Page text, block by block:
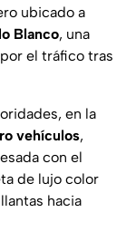
ubicado a
Blanco, una
el tráfico tras
en la
vehículos,
con el
de lujo color
hacia